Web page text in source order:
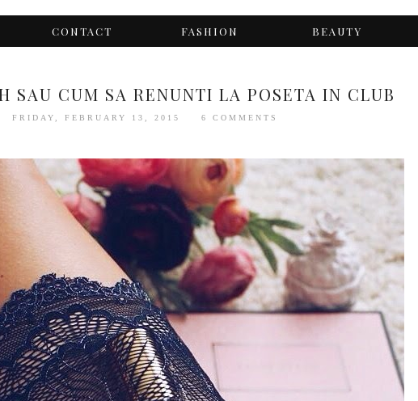
CONTACT FASHION BEAUTY
SAU CUM SA RENUNTI LA POSETA IN CLUB
FRIDAY, FEBRUARY 13, 2015 6 COMMENTS